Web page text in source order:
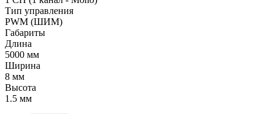
Тип управления
PWM (ШИМ)
Габариты
Длина
5000 мм
Ширина
8 мм
Высота
1.5 мм